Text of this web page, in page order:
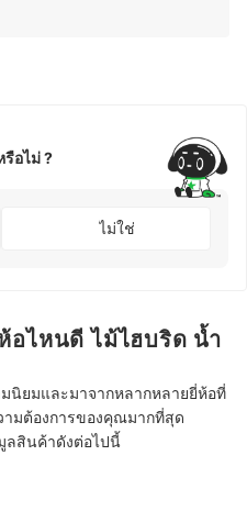
รือไม่ ?
ไม่ใช่
ไหนดี ไม้ไฮบริด น้ำ
นิยมและมาจากหลากหลายยี่ห้อที่
มต้องการของคุณมากที่สุด
ลสินค้าดังต่อไปนี้